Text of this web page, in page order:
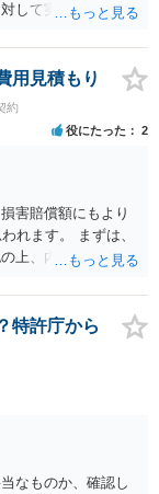
可能性がありま
して実施する教育
補習授業等を、該
者会・ＰＴＡ活動
と、 ①主体である学
図書館の職務に従
育を担任する者」
事等ではなく、図
も当たりません。
さず、３５条によ
返しになります
ことが現実的には
きわめて低く、ど
れることがないも
用見積もり
約
役にたった 2
害賠償額にもより
れます。 まずは、
上、内容証明を送
特許庁から
なものか、確認し